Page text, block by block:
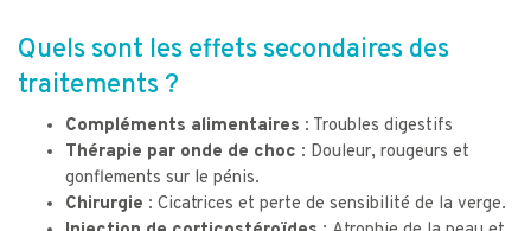
Quels sont les effets secondaires des
traitements ?
Compléments alimentaires : Troubles digestifs
Thérapie par onde de choc : Douleur, rougeurs et
gonflements sur le pénis.
Chirurgie : Cicatrices et perte de sensibilité de la verge.